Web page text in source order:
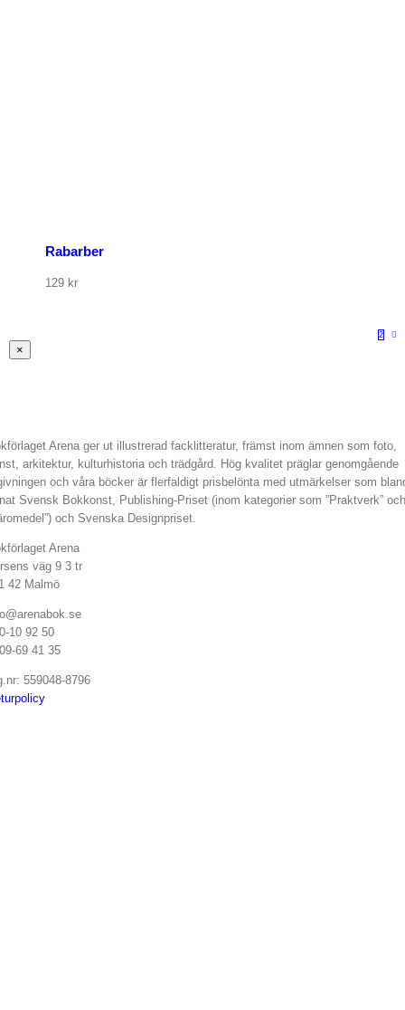
Rabarber
129 kr
2
Stäng
snabbvy
×
Arena ger ut illustrerad facklitteratur, främst inom ämnen som foto,
arkitektur, kulturhistoria och trädgård. Hög kvalitet präglar genomgående
och våra böcker är flerfaldigt prisbelönta med utmärkelser som
Svensk Bokkonst, Publishing-Priset (inom kategorier som ”Praktverk” och
och Svenska Designpriset.
Arena
väg 9 3 tr
42 Malmö
10 92 50
69 41 35
559048-8796